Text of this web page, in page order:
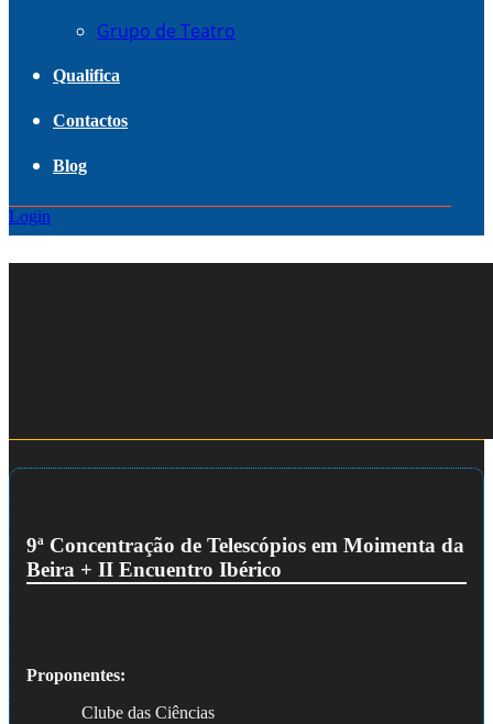
Grupo de Teatro
Qualifica
Contactos
Blog
Login
9ª Concentração de Telescópios em Moimenta da
Beira + II Encuentro Ibérico
Proponentes:
Clube das Ciências